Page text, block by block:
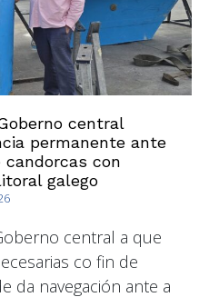
central
permanente ante
con
galego
central a que
co fin de
da navegación ante a